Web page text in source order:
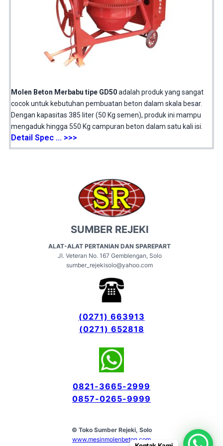
Molen Beton Merbabu tipe GD50adalah produk yang sangat
cocok untuk kebutuhan pembuatan beton dalam skala besar.
Dengan kapasitas 385 liter (50 Kg semen), produk ini mampu
mengaduk hingga 550 Kg campuran beton dalam satu kali isi.
Detail Spec … >>>
SUMBER REJEKI
ALAT-ALAT PERTANIAN DAN SPAREPART
Jl. Veteran No. 167 Gemblengan, Solo
sumber_rejekisolo@yahoo.com
(0271) 663913
(0271) 652818
0821-3665-2999
0857-0265-9999
© Toko Sumber Rejeki, Solo
www.mesinmolenbeton.com